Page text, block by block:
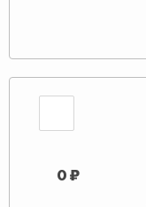
0 ₽